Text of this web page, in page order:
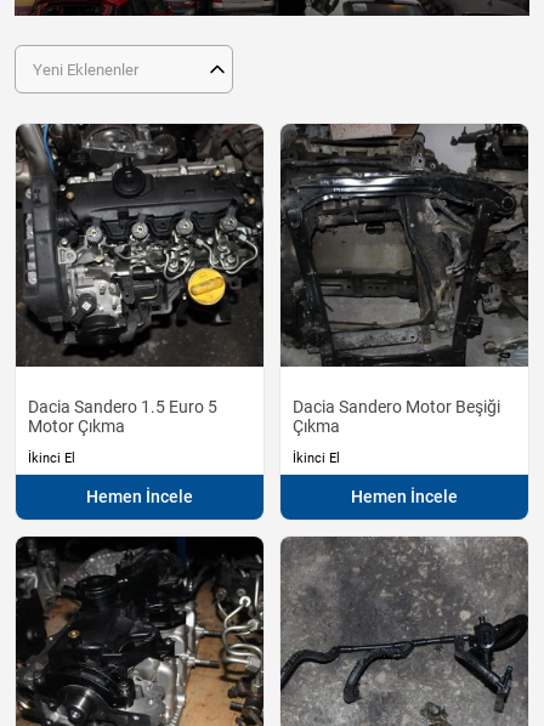
Yeni Eklenenler
Dacia Sandero 1.5 Euro 5
Motor Çıkma
İkinci El
Hemen İncele
Dacia Sandero Motor Beşiği
Çıkma
İkinci El
Hemen İncele